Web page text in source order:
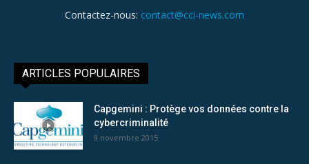
Contactez-nous: contact@cci-news.com
ARTICLES POPULAIRES
Capgemini : Protège vos données contre la
cybercriminalité
9 novembre 2015